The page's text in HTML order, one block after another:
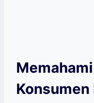
Konsumen